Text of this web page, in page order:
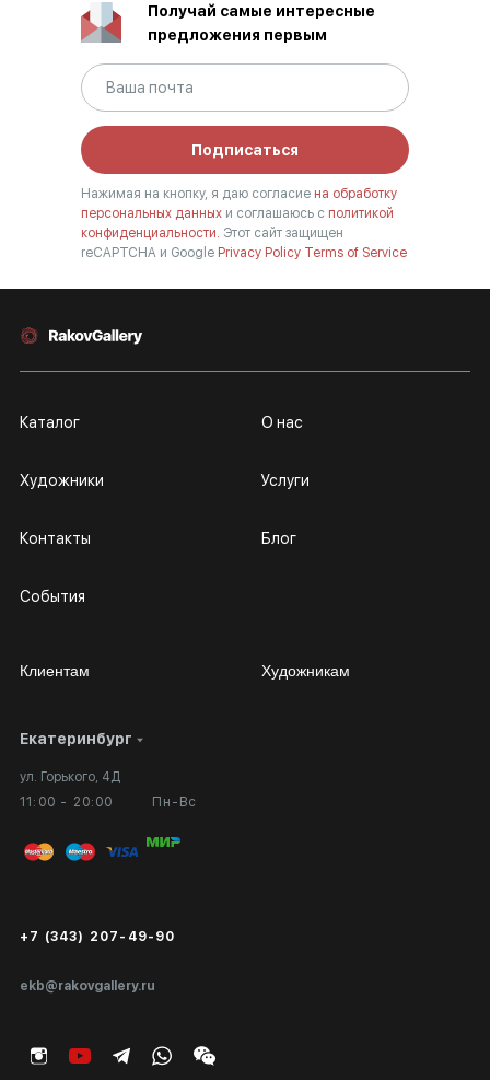
Получай самые интересные
предложения первым
Подписаться
Нажимая на кнопку, я даю согласие на обработку
персональных данных и соглашаюсь с политикой
конфиденциальности. Этот сайт защищен
reCAPTCHA и Google Privacy Policy Terms of Service
Екатеринбург
ул. Горького, 4Д
11:00 - 20:00
Пн-Вс
ekb@rakovgallery.ru
+7 (343) 207-49-90
Каталог
Художники
Контакты
События
О нас
Услуги
Блог
Клиентам
Личный кабинет
Вопросы и ответы
Публичная оферта
Экспертиза/Вывоз за границу
Подарочные сертификаты
Художникам
Сотрудничество
Выставка в галерее